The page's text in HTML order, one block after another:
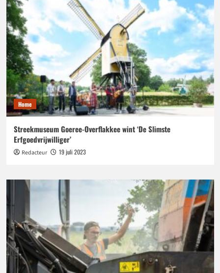
Home
Streekmuseum Goeree-Overflakkee wint ‘De Slimste
Erfgoedvrijwilliger’
Redacteur 19 juli 2023